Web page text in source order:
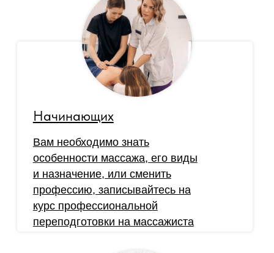
Начинающих
Вам необходимо знать
особенности массажа, его виды
и назначение, или сменить
профессию, записывайтесь на
курс профессиональной
переподготовки на массажиста